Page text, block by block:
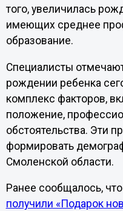
того, увеличилась
имеющих среднее
образование.
Специалисты
рождении ребенка
комплекс факторов,
положение,
обстоятельства. Эти
формировать
Смоленской области.
Ранее сообщалось, что
получили «Подарок